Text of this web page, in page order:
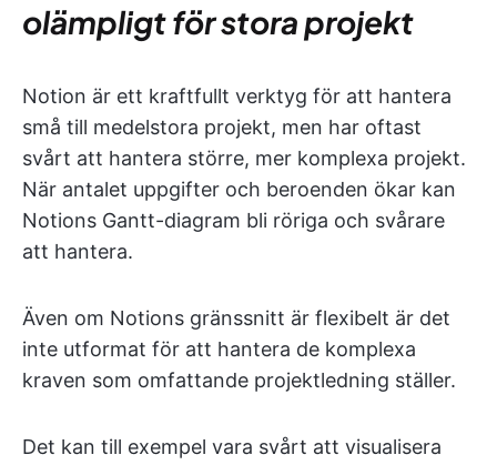
olämpligt för stora projekt
Notion är ett kraftfullt verktyg för att hantera
små till medelstora projekt, men har oftast
svårt att hantera större, mer komplexa projekt.
När antalet uppgifter och beroenden ökar kan
Notions Gantt-diagram bli röriga och svårare
att hantera.
Även om Notions gränssnitt är flexibelt är det
inte utformat för att hantera de komplexa
kraven som omfattande projektledning ställer.
Det kan till exempel vara svårt att visualisera